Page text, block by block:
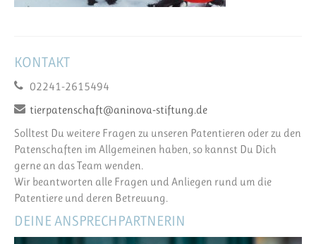
KONTAKT
02241-2615494
tierpatenschaft@aninova-stiftung.de
Solltest Du weitere Fragen zu unseren Patentieren oder zu den
Patenschaften im Allgemeinen haben, so kannst Du Dich
gerne an das Team wenden.
Wir beantworten alle Fragen und Anliegen rund um die
Patentiere und deren Betreuung.
DEINE ANSPRECHPARTNERIN